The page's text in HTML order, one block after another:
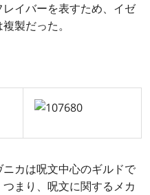
イバーを表すため、イゼ
製だった。
カは呪文中心のギルドで
まり、呪文に関するメカ